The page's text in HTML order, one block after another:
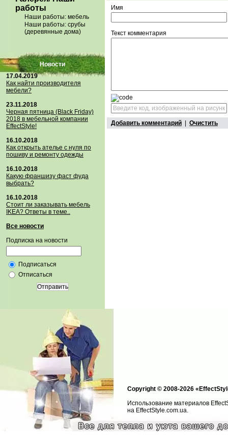
работы
Наши работы: мебель
Наши работы: срубы
(деревянные дома)
Новости
17.04.2019
Как найти производителя
мебели?
23.11.2018
Черная пятница (Black Friday)
2018 в мебельной компании
EffectStyle!
16.10.2018
Как открыть ателье с нуля по
пошиву и ремонту одежды
16.10.2018
Какую франшизу фаст фуда
выбрать?
16.10.2018
Стoит ли заказывать мебель
IKEA? Ответы в теме..
Все новости
Подписка на новости
Подписаться
Отписаться
Отправить
Имя
Текст комментария
Добавить комментарий Очистить
Copyright © 2008-2026
Использование материалов
на EffectStyle.com.ua.